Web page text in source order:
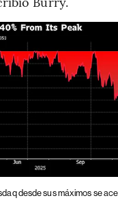
desde sus máximos se